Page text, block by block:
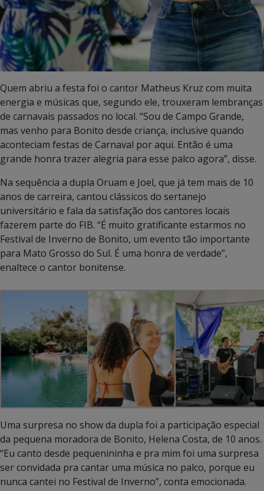
Quem abriu a festa foi o cantor Matheus Kruz com muita
energia e músicas que, segundo ele, trouxeram lembranças
de carnavais passados no local. “Sou de Campo Grande,
mas venho para Bonito desde criança, inclusive quando
aconteciam festas de Carnaval por aqui. Então é uma
grande honra trazer alegria para esse palco agora”, disse.
Na sequência a dupla Oruam e Joel, que já tem mais de 10
anos de carreira, cantou clássicos do sertanejo
universitário e fala da satisfação dos cantores locais
fazerem parte do FIB. “É muito gratificante estarmos no
Festival de Inverno de Bonito, um evento tão importante
para Mato Grosso do Sul. É uma honra de verdade”,
enaltece o cantor bonitense.
Uma surpresa no show da dupla foi a participação especial
da pequena moradora de Bonito, Helena Costa, de 10 anos.
“Eu canto desde pequenininha e pra mim foi uma surpresa
ser convidada pra cantar uma música no palco, porque eu
nunca cantei no Festival de Inverno”, conta emocionada.